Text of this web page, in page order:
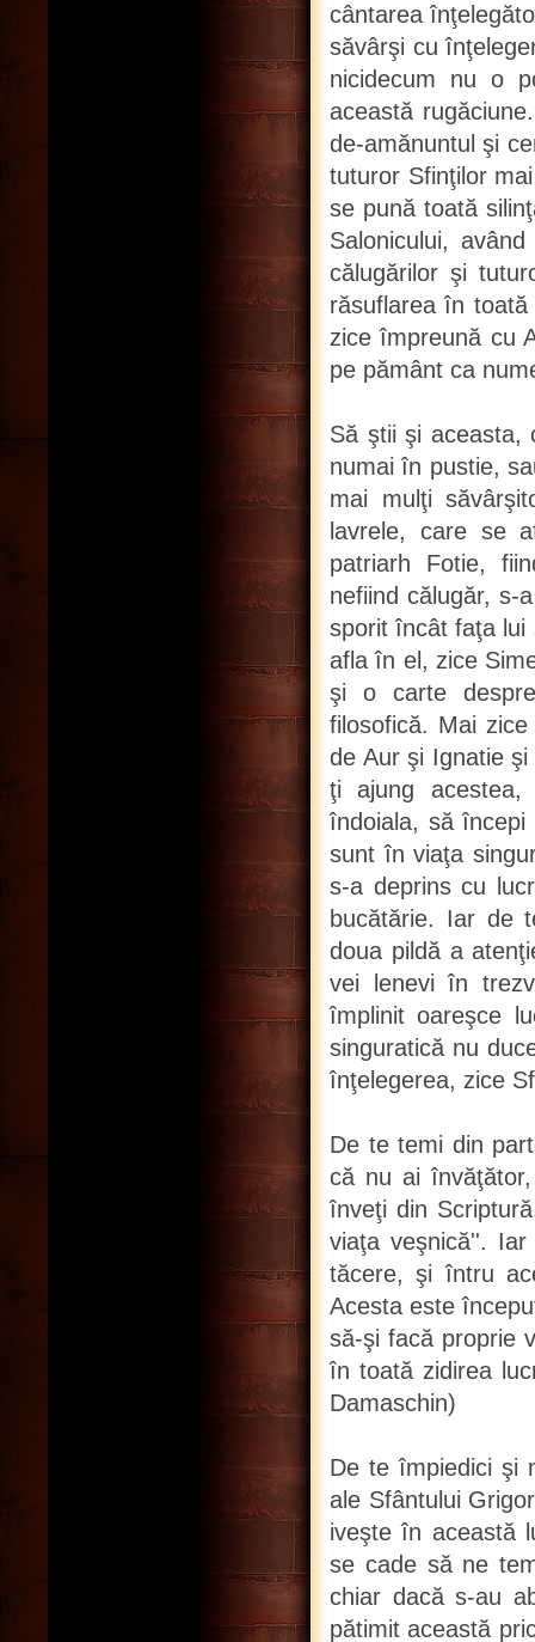
cântarea
săvârşi cu
nicidecum nu o
această
de-amănuntul şi
tuturor Sfinţilor
se pună toată
Salonicului,
călugărilor şi
răsuflarea în
zice împreună cu
pe pământ ca
Să ştii şi aceasta,
numai în pustie,
mai mulţi
lavrele, care se
patriarh Fotie,
nefiind călugăr, s-
sporit încât faţa lui
afla în el, zice
şi o carte
filosofică. Mai
de Aur şi Ignatie
ţi ajung
îndoiala, să
sunt în viaţa
s-a deprins cu
bucătărie. Iar de
doua pildă a
vei lenevi în
împlinit oareşce
singuratică nu
înţelegerea, zice
De te temi din
că nu ai
înveţi din
viaţa veşnică''.
tăcere, şi întru
Acesta este
să-şi facă proprie
în toată zidirea
Damaschin)
De te împiedici şi
ale Sfântului
iveşte în această
se cade să ne
chiar dacă s-au
pătimit această